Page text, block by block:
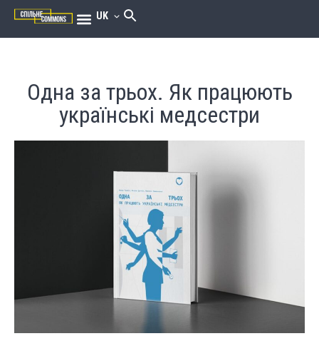
UK
Одна за трьох. Як працюють
українські медсестри